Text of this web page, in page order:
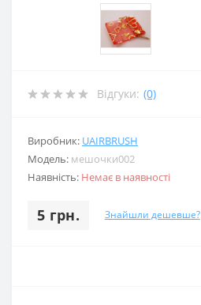
Відгуки: (0)
Виробник: UAIRBRUSH
Модель: мешочки002
Наявність: Немає в наявності
5 грн. Знайшли дешевше?